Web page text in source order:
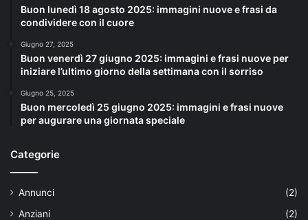
Buon lunedì 18 agosto 2025: immagini nuove e frasi da
condividere con il cuore
Giugno 27, 2025
Buon venerdì 27 giugno 2025: immagini e frasi nuove per
iniziare l’ultimo giorno della settimana con il sorriso
Giugno 25, 2025
Buon mercoledì 25 giugno 2025: immagini e frasi nuove
per augurare una giornata speciale
Categorie
Annunci
(2)
Anziani
(2)